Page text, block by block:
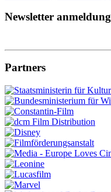
Newsletter anmeldung
Partners